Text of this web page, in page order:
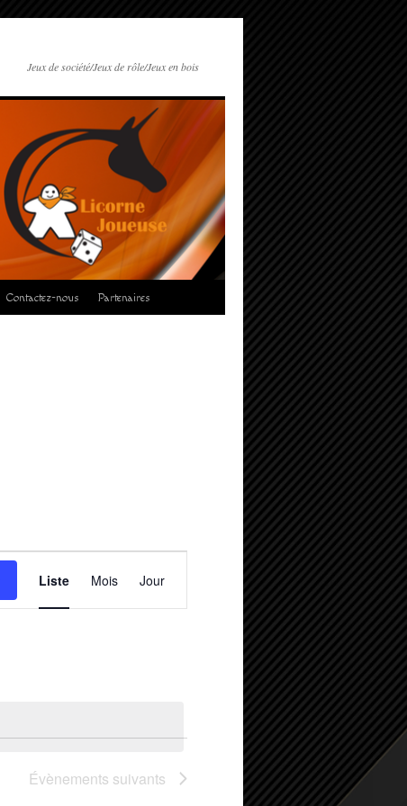
Jeux de société/Jeux de rôle/Jeux en bois
Contactez-nous Partenaires
de
vues
Évènement
Liste Mois Jour
Évènements suivants